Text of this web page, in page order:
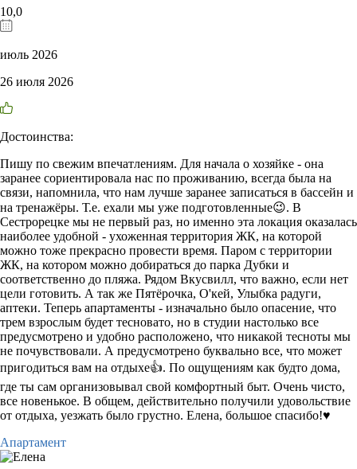
10,0
июль 2026
26 июля 2026
Достоинства:
Пишу по свежим впечатлениям. Для начала о хозяйке - она
заранее сориентировала нас по проживанию, всегда была на
связи, напомнила, что нам лучше заранее записаться в бассейн и
на тренажёры. Т.е. ехали мы уже подготовленные😉. В
Сестрорецке мы не первый раз, но именно эта локация оказалась
наиболее удобной - ухоженная территория ЖК, на которой
можно тоже прекрасно провести время. Паром с территории
ЖК, на котором можно добираться до парка Дубки и
соответственно до пляжа. Рядом Вкусвилл, что важно, если нет
цели готовить. А так же Пятёрочка, О'кей, Улыбка радуги,
аптеки. Теперь апартаменты - изначально было опасение, что
трем взрослым будет тесновато, но в студии настолько все
предусмотрено и удобно расположено, что никакой тесноты мы
не почувствовали. А предусмотрено буквально все, что может
пригодиться вам на отдыхе👍. По ощущениям как будто дома,
где ты сам организовывал свой комфортный быт. Очень чисто,
все новенькое. В общем, действительно получили удовольствие
от отдыха, уезжать было грустно. Елена, большое спасибо!♥️
Апартамент